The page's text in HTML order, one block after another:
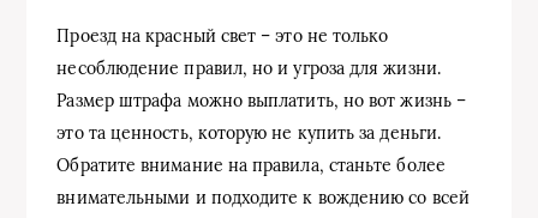
Проезд на красный свет – это не только
несоблюдение правил, но и угроза для жизни.
Размер штрафа можно выплатить, но вот жизнь –
это та ценность, которую не купить за деньги.
Обратите внимание на правила, станьте более
внимательными и подходите к вождению со всей